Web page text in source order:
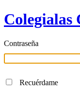
Colegialas
Contraseña
Recuérdame